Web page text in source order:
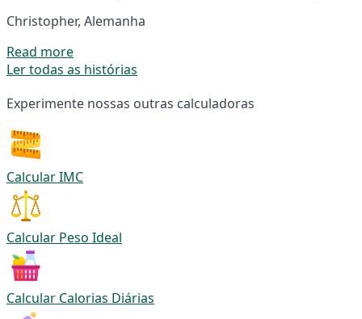
Christopher, Alemanha
Read more
Ler todas as histórias
Experimente nossas outras calculadoras
Calcular IMC
Calcular Peso Ideal
Calcular Calorias Diárias